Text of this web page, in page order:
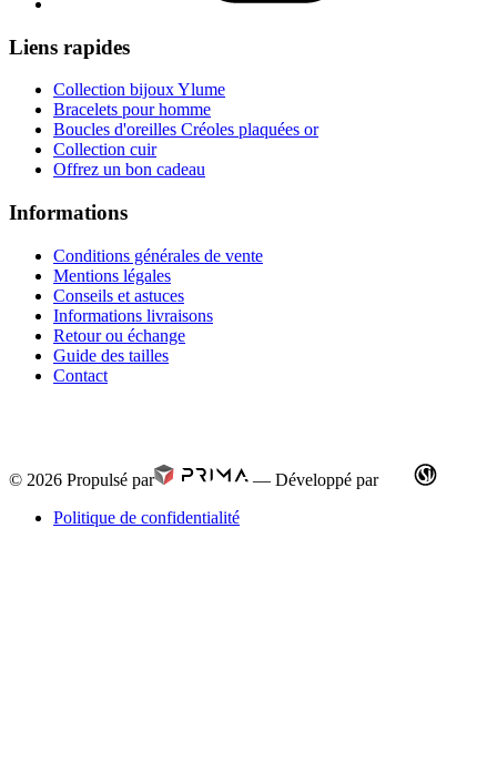
Liens rapides
Collection bijoux Ylume
Bracelets pour homme
Boucles d'oreilles Créoles plaquées or
Collection cuir
Offrez un bon cadeau
Informations
Conditions générales de vente
Mentions légales
Conseils et astuces
Informations livraisons
Retour ou échange
Guide des tailles
Contact
© 2026 Propulsé par — Développé par
Politique de confidentialité